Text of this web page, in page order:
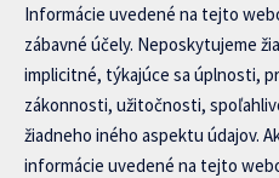
Informácie uvedené na tejto
zábavné účely. Neposkytujeme
implicitné, týkajúce sa úplnosti,
zákonnosti, užitočnosti,
žiadneho iného aspektu údajov.
informácie uvedené na tejto